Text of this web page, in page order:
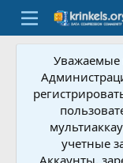
Уважаемые
учетные
Аккаунты,